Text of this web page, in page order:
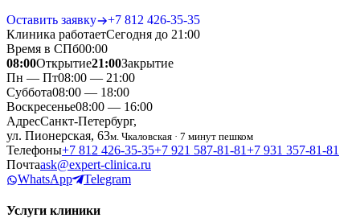
Оставить заявку
+7 812 426‑35‑35
Клиника работаетСегодня до 21:00
Время в СПб00:00
08:00Открытие21:00Закрытие
Пн — Пт08:00 — 21:00
Суббота08:00 — 18:00
Воскресенье08:00 — 16:00
АдресСанкт-Петербург,
ул. Пионерская, 63м. Чкаловская · 7 минут пешком
Телефоны+7 812 426‑35‑35+7 921 587‑81‑81+7 931 357‑81‑81
Почтаask@expert-clinica.ru
WhatsApp
Telegram
Услуги клиники